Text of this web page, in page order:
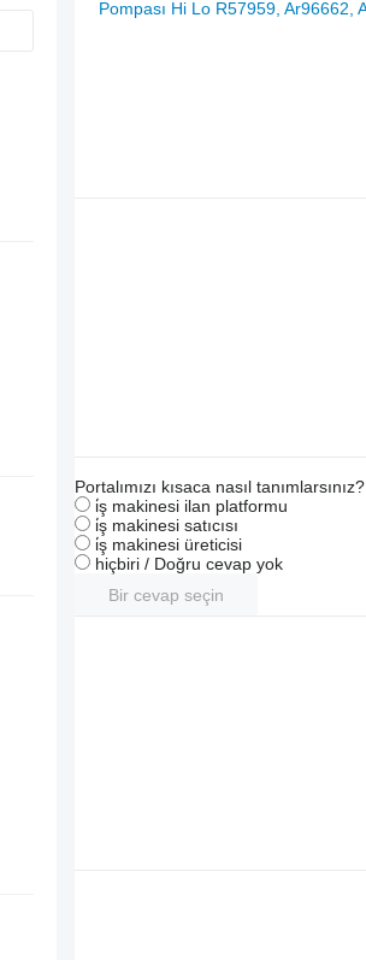
Portalımızı kısaca nasıl tanımlarsınız?
i̇ş makinesi ilan platformu
i̇ş makinesi satıcısı
i̇ş makinesi üreticisi
hiçbiri / Doğru cevap yok
Bir cevap seçin